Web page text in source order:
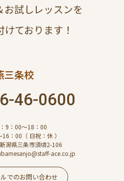
お試しレッスンを
ております！
三条校
46-0600
9：00～18：00
：00（ 日祝：休 ）
潟県三条市須頃2-106
ace.co.jp
でのお問い合わせ